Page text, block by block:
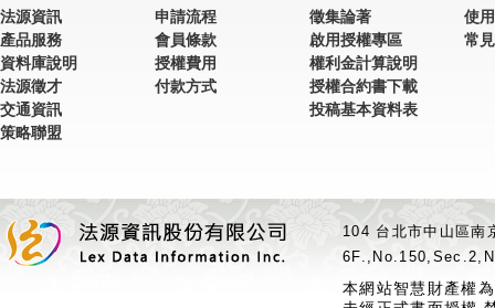
法源資訊
產品服務
資料庫說明
法源徵才
交通資訊
策略聯盟
申請流程
會員條款
授權費用
付款方式
徵集論著
啟用授權專區
權利金計算說明
授權合約書下載
投稿基本資料表
使
常
104 台北市中山區
本網站智慧財產權